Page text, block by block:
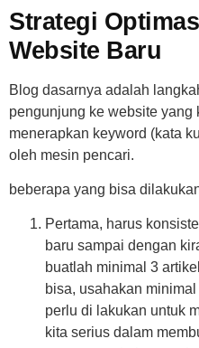
Strategi
Website Baru
Blog dasarnya adalah
pengunjung ke website yang
menerapkan keyword (kata
oleh mesin pencari.
beberapa yang bisa
Pertama, harus
baru sampai dengan
buatlah minimal 3
bisa, usahakan
perlu di lakukan untuk
kita serius dalam